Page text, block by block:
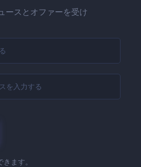
ースとオファーを受け
ます。